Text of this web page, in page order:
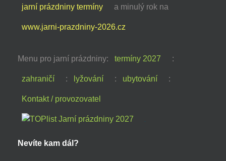
jarní prázdniny termíny a minulý rok na
www.jarni-prazdniny-2026.cz
Menu pro jarní prázdniny: termíny 2027 :
zahraničí : lyžování : ubytování :
Kontakt / provozovatel
Nevíte kam dál?